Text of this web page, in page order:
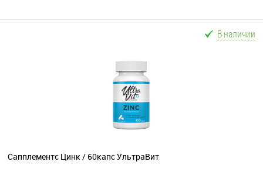
В наличии
Сапплементс Цинк / 60капс УльтраВит